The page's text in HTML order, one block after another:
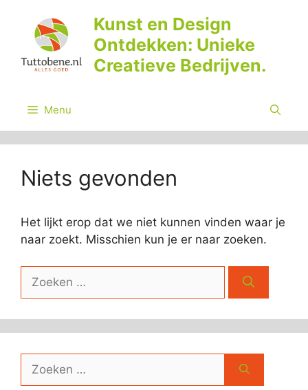
inhoud
Kunst en Design
Ontdekken: Unieke
Creatieve Bedrijven.
Menu
Niets gevonden
Het lijkt erop dat we niet kunnen vinden waar je
naar zoekt. Misschien kun je er naar zoeken.
naar:
naar: